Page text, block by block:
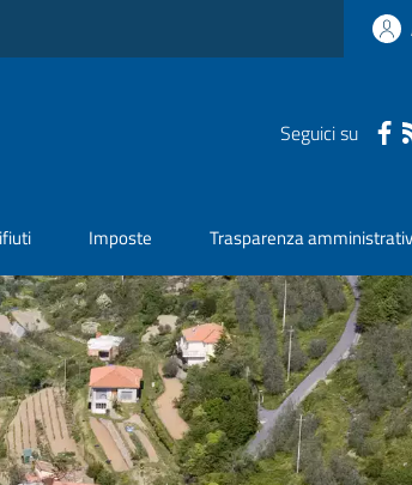
Seguici su
Imposte Trasparenza